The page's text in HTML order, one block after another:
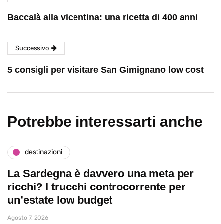
Baccalà alla vicentina: una ricetta di 400 anni
Successivo
5 consigli per visitare San Gimignano low cost
Potrebbe interessarti anche
destinazioni
La Sardegna è davvero una meta per
ricchi? I trucchi controcorrente per
un’estate low budget
Agosto 7, 2026